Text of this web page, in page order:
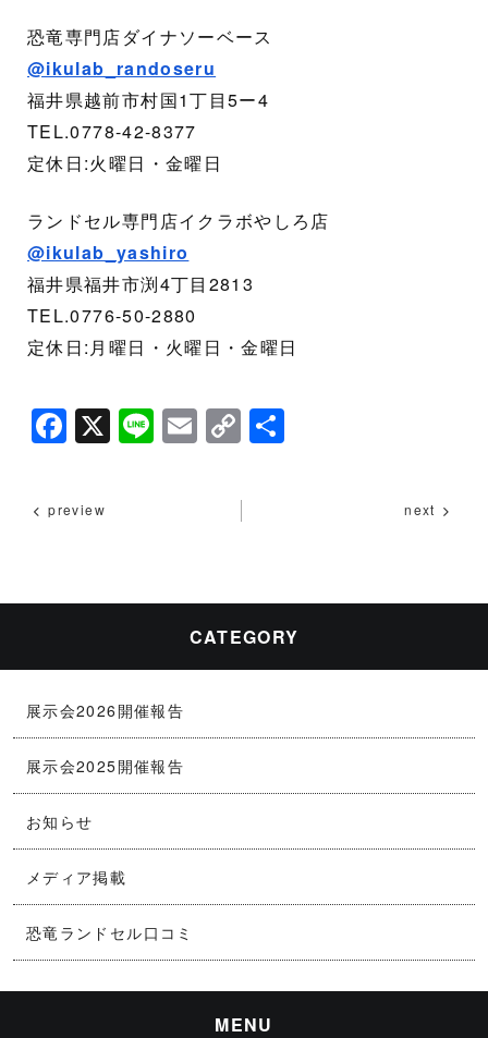
恐竜専門店ダイナソーベース
@ikulab_randoseru
福井県越前市村国1丁目5ー4
TEL.0778-42-8377
定休日:火曜日・金曜日
ランドセル専門店イクラボやしろ店
@ikulab_yashiro
福井県福井市渕4丁目2813
TEL.0776-50-2880
定休日:月曜日・火曜日・金曜日
F
a
c
e
o
k
X Li
n
E
m
C
o
p
y
n
k
preview next
CATEGORY
展示会2026開催報告
展示会2025開催報告
お知らせ
メディア掲載
恐竜ランドセル口コミ
MENU